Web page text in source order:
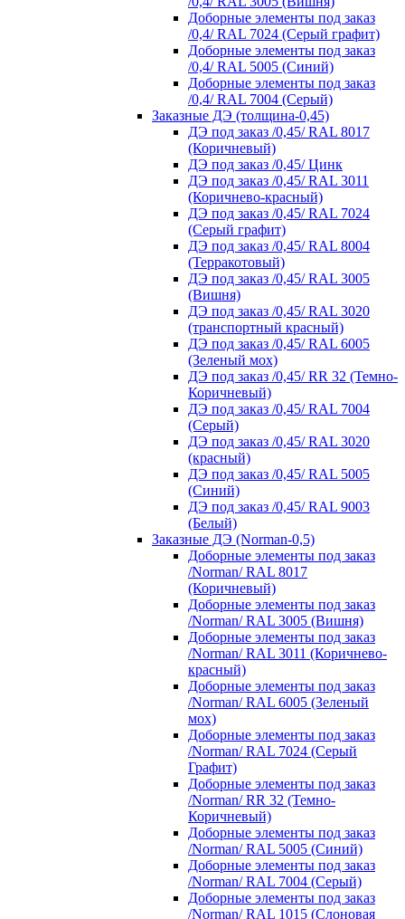
Доборные элементы под заказ
/0,4/ RAL 7024 (Серый графит)
Доборные элементы под заказ
/0,4/ RAL 5005 (Синий)
Доборные элементы под заказ
/0,4/ RAL 7004 (Серый)
Заказные ДЭ (толщина-0,45)
ДЭ под заказ /0,45/ RAL 8017
(Коричневый)
ДЭ под заказ /0,45/ Цинк
ДЭ под заказ /0,45/ RAL 3011
(Коричнево-красный)
ДЭ под заказ /0,45/ RAL 7024
(Серый графит)
ДЭ под заказ /0,45/ RAL 8004
(Терракотовый)
ДЭ под заказ /0,45/ RAL 3005
(Вишня)
ДЭ под заказ /0,45/ RAL 3020
(транспортный красный)
ДЭ под заказ /0,45/ RAL 6005
(Зеленый мох)
ДЭ под заказ /0,45/ RR 32 (Темно-
Коричневый)
ДЭ под заказ /0,45/ RAL 7004
(Серый)
ДЭ под заказ /0,45/ RAL 3020
(красный)
ДЭ под заказ /0,45/ RAL 5005
(Синий)
ДЭ под заказ /0,45/ RAL 9003
(Белый)
Заказные ДЭ (Norman-0,5)
Доборные элементы под заказ
/Norman/ RAL 8017
(Коричневый)
Доборные элементы под заказ
/Norman/ RAL 3005 (Вишня)
Доборные элементы под заказ
/Norman/ RAL 3011 (Коричнево-
красный)
Доборные элементы под заказ
/Norman/ RAL 6005 (Зеленый
мох)
Доборные элементы под заказ
/Norman/ RAL 7024 (Серый
Графит)
Доборные элементы под заказ
/Norman/ RR 32 (Темно-
Коричневый)
Доборные элементы под заказ
/Norman/ RAL 5005 (Синий)
Доборные элементы под заказ
/Norman/ RAL 7004 (Серый)
Доборные элементы под заказ
/Norman/ RAL 1015 (Слоновая